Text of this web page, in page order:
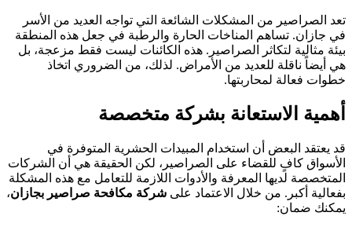
تعد الصراصير من المشكلات الشائعة التي تواجه العديد من الأسر
في جازان. تساهم المناخات الحارة والرطبة في جعل هذه المنطقة
بيئة مثالية لتكاثر الصراصير. هذه الكائنات ليست فقط مزعجة، بل
هي أيضاً ناقلة للعديد من الأمراض. لذلك، من الضروري اتخاذ
خطوات فعالة لمحاربتها.
أهمية الاستعانة بشركة متخصصة
قد يعتقد البعض أن استخدام المبيدات الحشرية المتوفرة في
الأسواق كافٍ للقضاء على الصراصير، لكن الحقيقة هي أن الشركات
المتخصصة لديها المعرفة والأدوات اللازمة للتعامل مع هذه المشكلة
بفعالية أكبر. من خلال الاعتماد على شركة مكافحة صراصير بجازان،
يمكنك ضمان: